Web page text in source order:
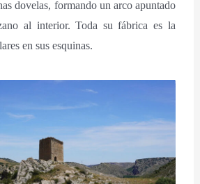
dovelas, formando un arco apuntado
al interior. Toda su fábrica es la
en sus esquinas.